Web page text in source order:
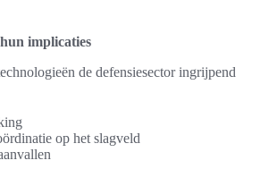
implicaties
de defensiesector ingrijpend
op het slagveld